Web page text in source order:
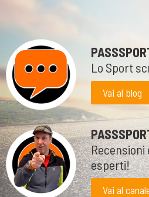
Lo Sport
Vai al blog
Recensioni
esperti!
Vai al